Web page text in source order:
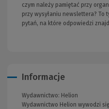
czym należy pamiętać przy
przy wysyłaniu newslettera? To
pytań, na które odpowiedzi
Informacje
Wydawnictwo: Helion
Wydawnictwo Helion wywodzi